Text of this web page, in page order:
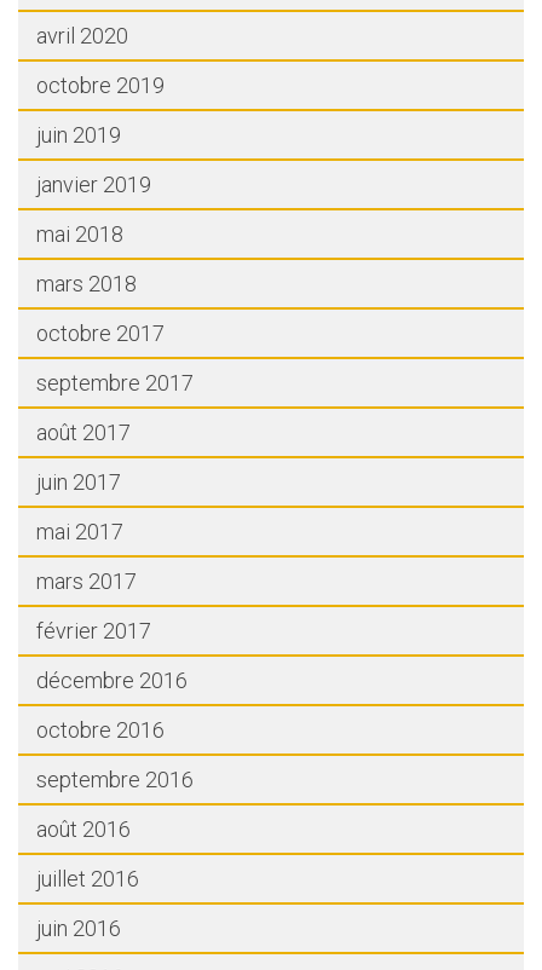
avril 2020
octobre 2019
juin 2019
janvier 2019
mai 2018
mars 2018
octobre 2017
septembre 2017
août 2017
juin 2017
mai 2017
mars 2017
février 2017
décembre 2016
octobre 2016
septembre 2016
août 2016
juillet 2016
juin 2016